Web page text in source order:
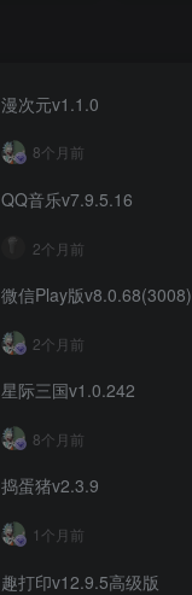
漫次元​v1.1.0
8个月前
QQ音乐v7.9.5.16
2个月前
微信Play版v8.0.68(3008)
2个月前
星际三国v1.0.242
8个月前
捣蛋猪v2.3.9
1个月前
趣打印v12.9.5高级版